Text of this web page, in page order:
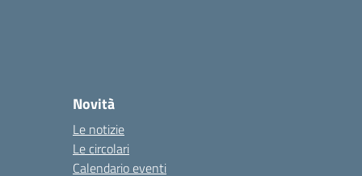
Novità
Le notizie
Le circolari
Calendario eventi